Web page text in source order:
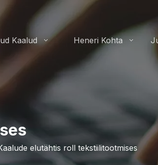
Kaalud Heneri Kohta
elutähtis roll tekstiilitootmises